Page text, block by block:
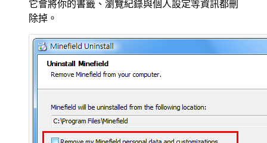
它會將你的書籤、瀏覽紀錄與個人設定等資訊都刪
除掉。